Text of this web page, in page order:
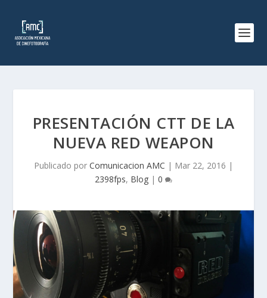
PRESENTACIÓN CTT DE LA
NUEVA RED WEAPON
Publicado por Comunicacion AMC | Mar 22, 2016 |
2398fps, Blog | 0